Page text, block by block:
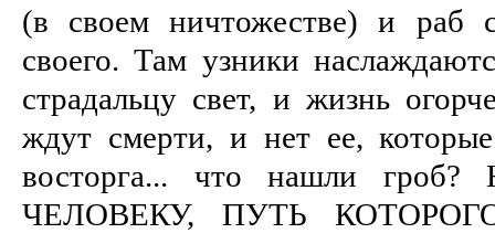
(в своем ничтожестве) и раб
своего. Там узники
страдальцу свет, и жизнь
ждут смерти, и нет ее,
восторга... что нашли
ЧЕЛОВЕКУ, ПУТЬ